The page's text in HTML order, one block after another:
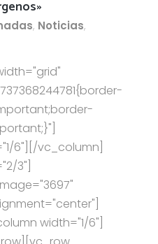
, Noticias,
6"][/vc_column]
3"]
width="1/6"]